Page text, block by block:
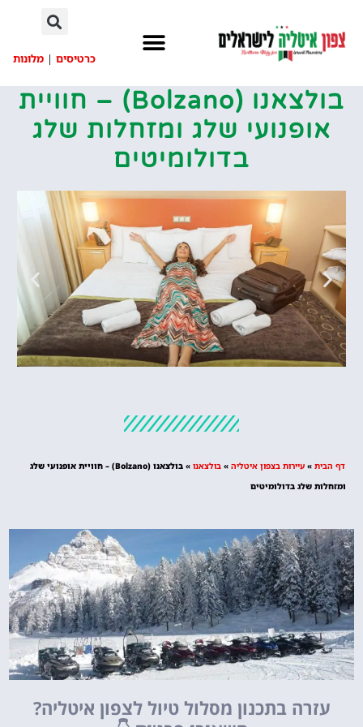
כרטיסים | מלונות
בולצאנו (Bolzano) – חוויית
אופנועי שלג ומזחלות שלג
בדולומיטים
מציאת מלון
לחצו
דף הבית » עיירות בצפון איטליה » בולצאנו »
בולצאנו (Bolzano) – חוויית אופנועי שלג
ומזחלות שלג בדולומיטים
עזרה בתכנון מסלול טיול לצפון איטליה?